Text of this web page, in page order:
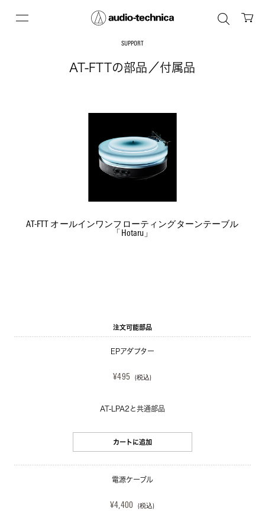
SUPPORT
AT-FTTの部品／付属品
AT-FTT オールインワンフローティングターンテーブル
「Hotaru」
注文可能部品
EPアダプター
¥495 (税込)
AT-LPA2と共通部品
カートに追加
電源ケーブル
¥4,400 (税込)